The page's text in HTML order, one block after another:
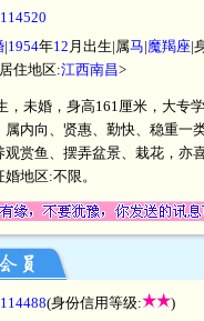
|1954年12 月出生|属马|魔羯座|
住地区:江西南昌>
，未婚，身高161厘米，大专
属内向、贤惠、勤快、稳重一
观赏鱼、摆弄盆景、栽花，亦
地区:不限。
(身份信用等级:
)